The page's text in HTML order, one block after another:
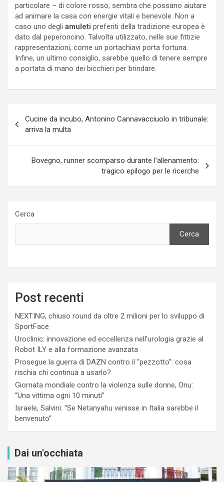
particolare – di colore rosso, sembra che possano aiutare
ad animare la casa con energie vitali e benevole. Non a
caso uno degli amuleti preferiti della tradizione europea è
dato dal peperoncino. Talvolta utilizzato, nelle sue fittizie
rappresentazioni, come un portachiavi porta fortuna.
Infine, un ultimo consiglio, sarebbe quello di tenere sempre
a portata di mano dei bicchieri per brindare.
articoli
Cucine da incubo, Antonino Cannavacciuolo in tribunale:
arriva la multa
Bovegno, runner scomparso durante l’allenamento:
tragico epilogo per le ricerche
Cerca
Cerca
Post recenti
NEXTING, chiuso round da oltre 2 milioni per lo sviluppo di
SportFace
Uroclinic: innovazione ed eccellenza nell’urologia grazie al
Robot ILY e alla formazione avanzata
Prosegue la guerra di DAZN contro il “pezzotto”: cosa
rischia chi continua a usarlo?
Giornata mondiale contro la violenza sulle donne, Onu:
“Una vittima ogni 10 minuti”
Israele, Salvini: “Se Netanyahu venisse in Italia sarebbe il
benvenuto”
Dai un'occhiata